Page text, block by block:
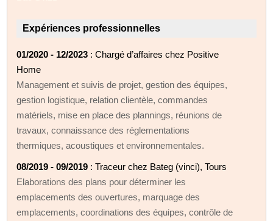
Expériences professionnelles
01/2020 - 12/2023 : Chargé d’affaires chez Positive
Home
Management et suivis de projet, gestion des équipes,
gestion logistique, relation clientèle, commandes
matériels, mise en place des plannings, réunions de
travaux, connaissance des réglementations
thermiques, acoustiques et environnementales.
08/2019 - 09/2019 : Traceur chez Bateg (vinci), Tours
Elaborations des plans pour déterminer les
emplacements des ouvertures, marquage des
emplacements, coordinations des équipes, contrôle de